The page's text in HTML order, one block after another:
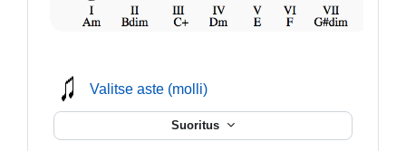
Valitse aste (molli)mmusic
Suoritus